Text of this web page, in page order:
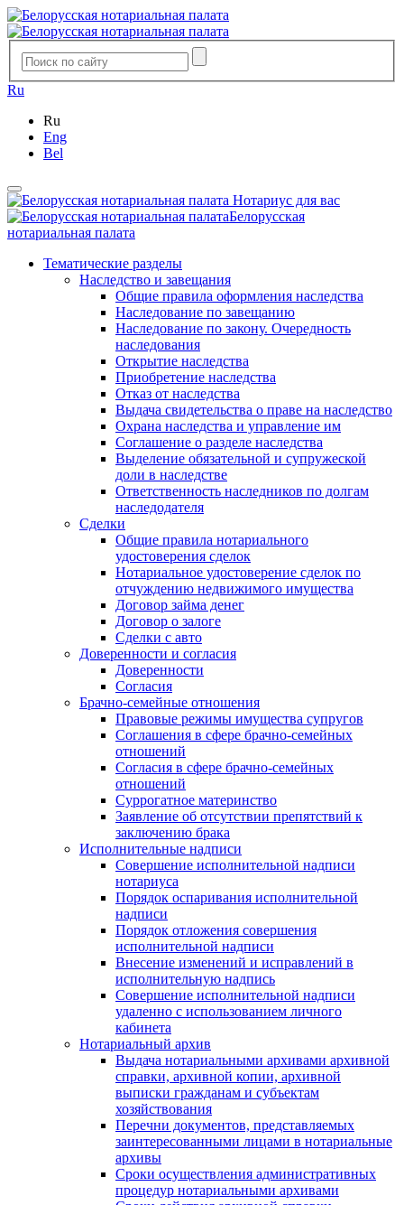
Ru
Ru
Eng
Bel
Нотариус для вас
Белорусская
нотариальная палата
Тематические разделы
Наследство и завещания
Общие правила оформления наследства
Наследование по завещанию
Наследование по закону. Очередность
наследования
Открытие наследства
Приобретение наследства
Отказ от наследства
Выдача свидетельства о праве на наследство
Охрана наследства и управление им
Соглашение о разделе наследства
Выделение обязательной и супружеской
доли в наследстве
Ответственность наследников по долгам
наследодателя
Сделки
Общие правила нотариального
удостоверения сделок
Нотариальное удостоверение сделок по
отчуждению недвижимого имущества
Договор займа денег
Договор о залоге
Сделки с авто
Доверенности и согласия
Доверенности
Согласия
Брачно-семейные отношения
Правовые режимы имущества супругов
Соглашения в сфере брачно-семейных
отношений
Согласия в сфере брачно-семейных
отношений
Суррогатное материнство
Заявление об отсутствии препятствий к
заключению брака
Исполнительные надписи
Совершение исполнительной надписи
нотариуса
Порядок оспаривания исполнительной
надписи
Порядок отложения совершения
исполнительной надписи
Внесение изменений и исправлений в
исполнительную надпись
Совершение исполнительной надписи
удаленно с использованием личного
кабинета
Нотариальный архив
Выдача нотариальными архивами архивной
справки, архивной копии, архивной
выписки гражданам и субъектам
хозяйствования
Перечни документов, представляемых
заинтересованными лицами в нотариальные
архивы
Сроки осуществления административных
процедур нотариальными архивами